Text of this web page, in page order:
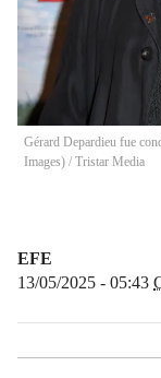
Gérard Depardieu fue
Images) / Tristar Media
EFE
13/05/2025 - 05:43